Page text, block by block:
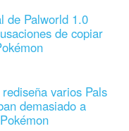
de Palworld 1.0
de copiar
varios Pals
demasiado a